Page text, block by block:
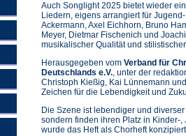
Auch Songlight 2025 bietet wieder
Liedern, eigens arrangiert für
Ackermann, Axel Eichhorn, Bruno
Meyer, Dietmar Fischenich und
musikalischer Qualität und
Herausgegeben vom Verband für
Deutschlands e.V., unter der
Christoph Kießig, Kai Lünnemann
Zeichen für die Lebendigkeit und
Die Szene ist lebendiger und
sondern finden ihren Platz in Kinder-
wurde das Heft als Chorheft